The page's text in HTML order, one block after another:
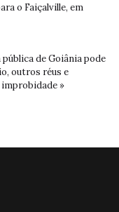
o Faiçalville, em
de Goiânia pode
outros réus e
»